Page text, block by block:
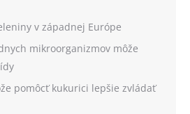
v západnej Európe
mikroorganizmov môže
pomôcť kukurici lepšie zvládať